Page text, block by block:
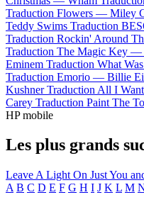
Traduction Flowers — Miley
Teddy Swims Traduction
Traduction Rockin' Around
Traduction The Magic Key —
Eminem Traduction What
Traduction Emorio — Billie
Kushner Traduction All I
Carey Traduction Paint The
HP mobile
Les plus grands
Leave A Light On Just You
A B C D E F G H I J K L M